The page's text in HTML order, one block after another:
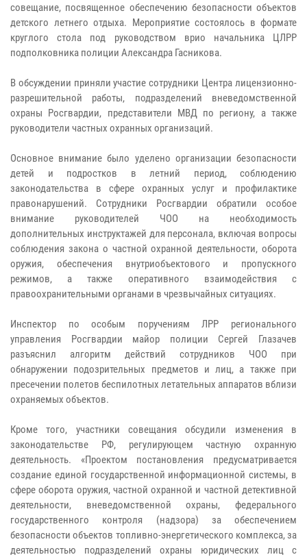
совещание, посвященное обеспечению безопасности объектов
детского летнего отдыха. Мероприятие состоялось в формате
круглого стола под руководством врио начальника ЦЛРР
подполковника полиции Александра Гасникова.
В обсуждении приняли участие сотрудники Центра лицензионно-
разрешительной работы, подразделений вневедомственной
охраны Росгвардии, представители МВД по региону, а также
руководители частных охранных организаций.
Основное внимание было уделено организации безопасности
детей и подростков в летний период, соблюдению
законодательства в сфере охранных услуг и профилактике
правонарушений. Сотрудники Росгвардии обратили особое
внимание руководителей ЧОО на необходимость
дополнительных инструктажей для персонала, включая вопросы
соблюдения закона о частной охранной деятельности, оборота
оружия, обеспечения внутриобъектового и пропускного
режимов, а также оперативного взаимодействия с
правоохранительными органами в чрезвычайных ситуациях.
Инспектор по особым поручениям ЛРР регионального
управления Росгвардии майор полиции Сергей Глазачев
разъяснил алгоритм действий сотрудников ЧОО при
обнаружении подозрительных предметов и лиц, а также при
пресечении полетов беспилотных летательных аппаратов вблизи
охраняемых объектов.
Кроме того, участники совещания обсудили изменения в
законодательстве РФ, регулирующем частную охранную
деятельность. «Проектом постановления предусматривается
создание единой государственной информационной системы, в
сфере оборота оружия, частной охранной и частной детективной
деятельности, вневедомственной охраны, федерального
государственного контроля (надзора) за обеспечением
безопасности объектов топливно-энергетического комплекса, за
деятельностью подразделений охраны юридических лиц с